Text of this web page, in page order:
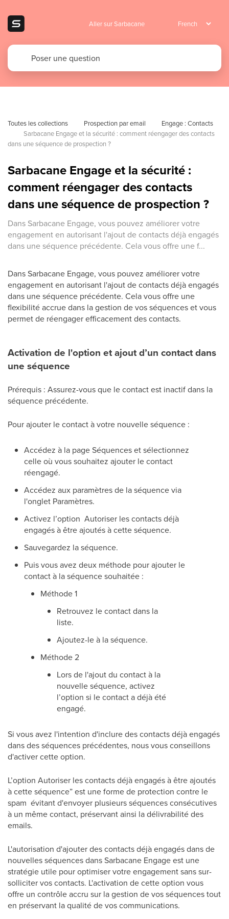
Aller sur Sarbacane
Toutes les collections Prospection par email
Engage : Contacts
Sarbacane Engage et la sécurité : comment réengager des contacts
dans une séquence de prospection ?
Sarbacane Engage et la sécurité :
comment réengager des contacts
dans une séquence de prospection ?
Dans Sarbacane Engage, vous pouvez améliorer votre
engagement en autorisant l'ajout de contacts déjà engagés
dans une séquence précédente. Cela vous offre une f...
Dans Sarbacane Engage, vous pouvez améliorer votre
engagement en autorisant l'ajout de contacts déjà engagés
dans une séquence précédente. Cela vous offre une
flexibilité accrue dans la gestion de vos séquences et vous
permet de réengager efficacement des contacts.
Activation de l'option et ajout d’un contact dans
une séquence
Prérequis : Assurez-vous que le contact est inactif dans la
séquence précédente.
Pour ajouter le contact à votre nouvelle séquence :
Accédez à la page Séquences et sélectionnez
celle où vous souhaitez ajouter le contact
réengagé.
Accédez aux paramètres de la séquence via
l'onglet Paramètres.
Activez l’option Autoriser les contacts déjà
engagés à être ajoutés à cette séquence.
Sauvegardez la séquence.
Puis vous avez deux méthode pour ajouter le
contact à la séquence souhaitée :
Méthode 1
Retrouvez le contact dans la
liste.
Ajoutez-le à la séquence.
Méthode 2
Lors de l'ajout du contact à la
nouvelle séquence, activez
l’option si le contact a déjà été
engagé.
Si vous avez l'intention d'inclure des contacts déjà engagés
dans des séquences précédentes, nous vous conseillons
d'activer cette option.
L’option Autoriser les contacts déjà engagés à être ajoutés
à cette séquence” est une forme de protection contre le
spam évitant d'envoyer plusieurs séquences consécutives
à un même contact, préservant ainsi la délivrabilité des
emails.
L'autorisation d'ajouter des contacts déjà engagés dans de
nouvelles séquences dans Sarbacane Engage est une
stratégie utile pour optimiser votre engagement sans sur-
solliciter vos contacts. L'activation de cette option vous
offre un contrôle accru sur la gestion de vos séquences tout
en préservant la qualité de vos communications.